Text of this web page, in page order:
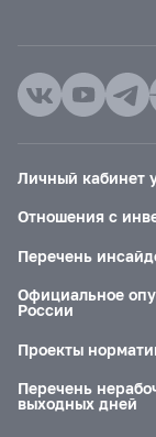
Личный кабинет
Отношения с
Перечень
Официальное
России
Проекты
Перечень
выходных дней